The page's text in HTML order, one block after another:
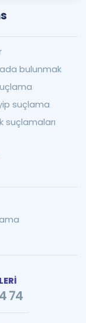
bulunmak
suçlama
suçlamaları
74